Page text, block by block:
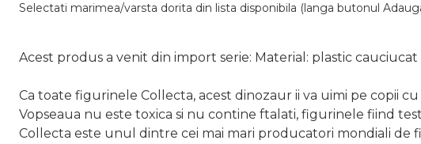
Selectati marimea/varsta dorita din lista disponibila (langa butonul
Acest produs a venit din import serie: Material: plastic
Ca toate figurinele Collecta, acest dinozaur ii va uimi pe copii
Vopseaua nu este toxica si nu contine ftalati, figurinele fiind
Collecta este unul dintre cei mai mari producatori mondiali de